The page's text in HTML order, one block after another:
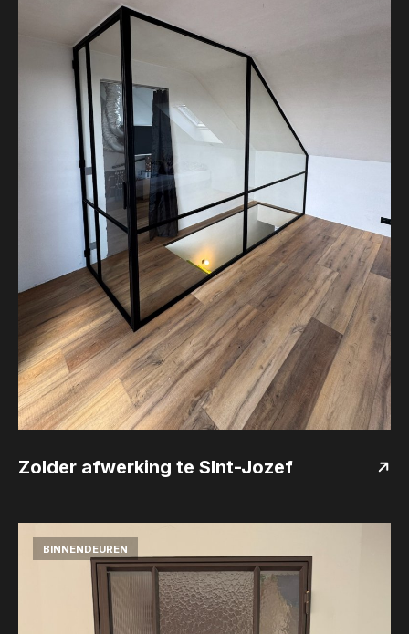
Zolder afwerking te SInt-Jozef
BINNENDEUREN